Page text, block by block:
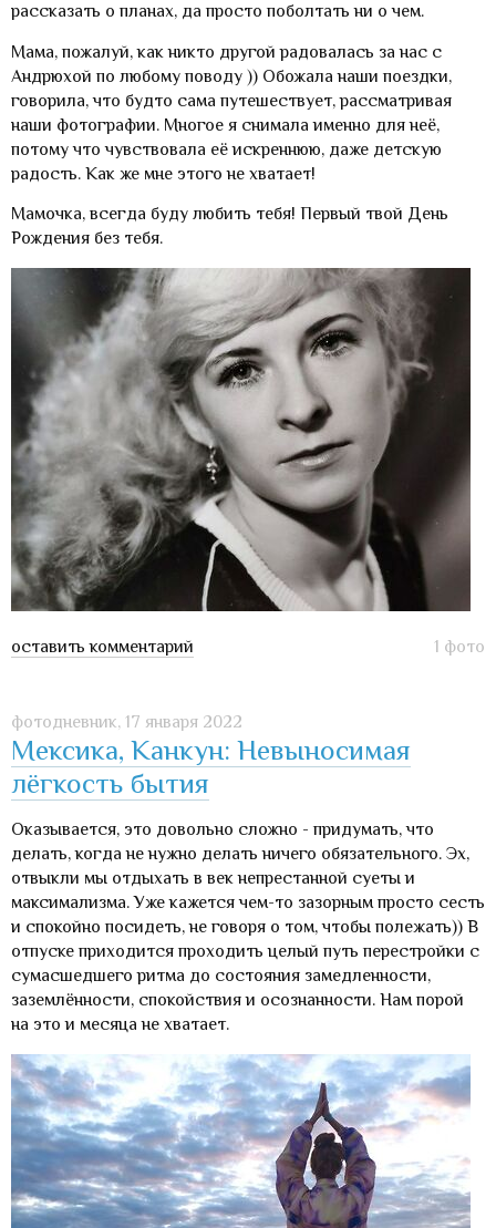
рассказать о планах, да просто поболтать ни о чем.
Мама, пожалуй, как никто другой радовалась за нас с
Андрюхой по любому поводу )) Обожала наши поездки,
говорила, что будто сама путешествует, рассматривая
наши фотографии. Многое я снимала именно для неё,
потому что чувствовала её искреннюю, даже детскую
радость. Как же мне этого не хватает!
Мамочка, всегда буду любить тебя! Первый твой День
Рождения без тебя.
оставить комментарий 1 фото
фотодневник, 17 января 2022
Мексика, Канкун: Невыносимая
лёгкость бытия
Оказывается, это довольно сложно - придумать, что
делать, когда не нужно делать ничего обязательного. Эх,
отвыкли мы отдыхать в век непрестанной суеты и
максимализма. Уже кажется чем-то зазорным просто сесть
и спокойно посидеть, не говоря о том, чтобы полежать)) В
отпуске приходится проходить целый путь перестройки с
сумасшедшего ритма до состояния замедленности,
заземлённости, спокойствия и осознанности. Нам порой
на это и месяца не хватает.